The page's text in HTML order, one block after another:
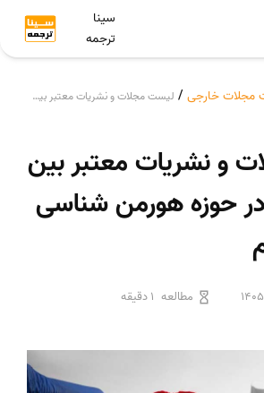
سینا
ترجمه
مجلات خارجی / لیست مجلات و نشریات معتبر بین المللی ISI در حوزه هورمن شناسی و متابولیسم
و نشریات معتبر بین
المللی ISI در حوزه هورمن شناسی
مطالعه 1 دقیقه